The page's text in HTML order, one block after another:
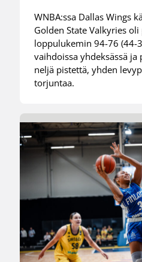
WNBA:ssa Dallas Wings
Golden State Valkyries
loppulukemin 94-76 (44-
vaihdoissa yhdeksässä
neljä pistettä, yhden
torjuntaa.